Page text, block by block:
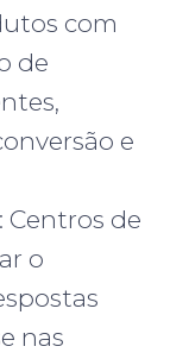
com
de
e
: Centros de
o
nas